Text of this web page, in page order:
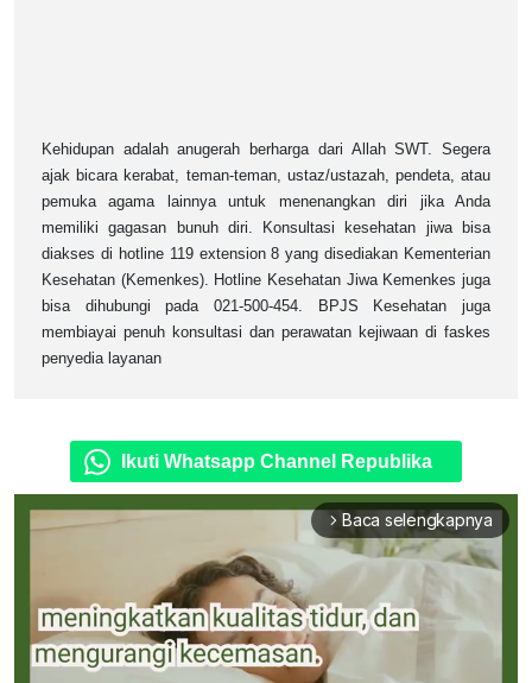
Kehidupan adalah anugerah berharga dari Allah SWT. Segera
ajak bicara kerabat, teman-teman, ustaz/ustazah, pendeta, atau
pemuka agama lainnya untuk menenangkan diri jika Anda
memiliki gagasan bunuh diri. Konsultasi kesehatan jiwa bisa
diakses di hotline 119 extension 8 yang disediakan Kementerian
Kesehatan (Kemenkes). Hotline Kesehatan Jiwa Kemenkes juga
bisa dihubungi pada 021-500-454. BPJS Kesehatan juga
membiayai penuh konsultasi dan perawatan kejiwaan di faskes
penyedia layanan
Ikuti Whatsapp Channel Republika
arrow_forward_ios Baca selengkapnya